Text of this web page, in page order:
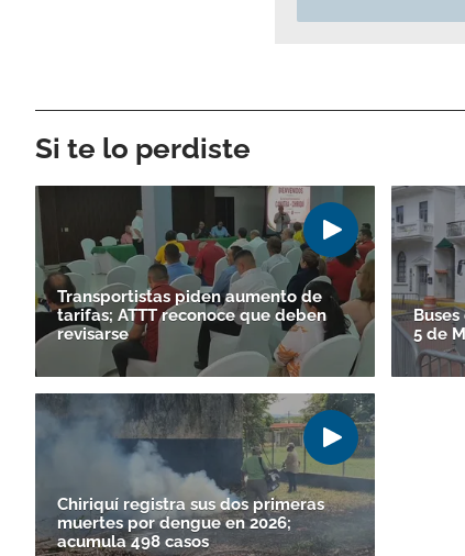
Si te lo perdiste
Transportistas piden aumento de
tarifas; ATTT reconoce que deben
revisarse
5 de
Chiriquí registra sus dos primeras
muertes por dengue en 2026;
acumula 498 casos